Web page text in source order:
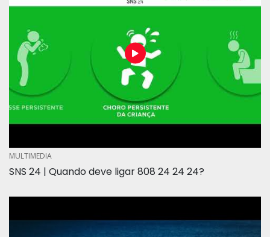
MULTIMEDIA
SNS 24 | Quando deve ligar 808 24 24 24?